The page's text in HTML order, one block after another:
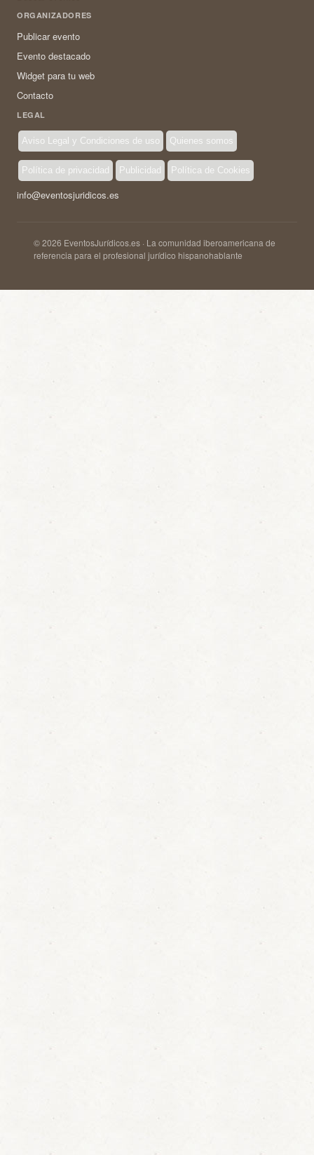
ORGANIZADORES
Publicar evento
Evento destacado
Widget para tu web
Contacto
LEGAL
Aviso Legal y Condiciones de uso Quienes somos
Política de privacidad Publicidad Política de Cookies
info@eventosjuridicos.es
© 2026 EventosJurídicos.es · La comunidad iberoamericana de
referencia para el profesional jurídico hispanohablante